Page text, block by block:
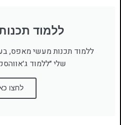
ללמוד
ללמוד תכנות מעשי מאפס,
שלי ״ללמוד
לחצו